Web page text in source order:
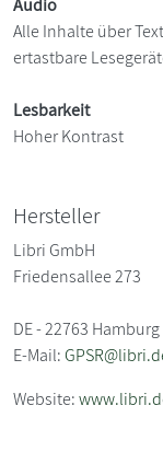
Alle Inhalte über
ertastbare
Lesbarkeit
Hoher Kontrast
Hersteller
Libri GmbH
Friedensallee 273
DE - 22763 Hamburg
E-Mail:
Website: